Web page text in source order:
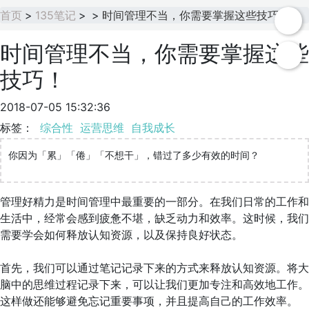
首页 > 135笔记 > > 时间管理不当，你需要掌握这些技巧！
时间管理不当，你需要掌握这些
技巧！
2018-07-05 15:32:36
标签： 综合性 运营思维 自我成长
你因为「累」「倦」「不想干」，错过了多少有效的时间？
管理好精力是时间管理中最重要的一部分。在我们日常的工作和
生活中，经常会感到疲惫不堪，缺乏动力和效率。这时候，我们
需要学会如何释放认知资源，以及保持良好状态。
首先，我们可以通过笔记记录下来的方式来释放认知资源。将大
脑中的思维过程记录下来，可以让我们更加专注和高效地工作。
这样做还能够避免忘记重要事项，并且提高自己的工作效率。